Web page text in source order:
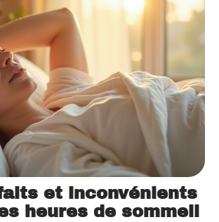
et inconvénients
heures de sommeil